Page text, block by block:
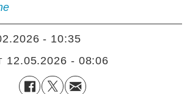
- 10:35
12.05.2026 - 08:06